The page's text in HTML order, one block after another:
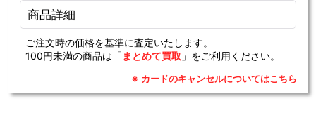
商品詳細
ご注文時の価格を基準に査定いたします。
100円未満の商品は「 まとめて買取 」をご利用ください。
※ カードのキャンセルについてはこちら